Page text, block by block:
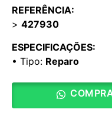
REFERÊNCIA:
> 427930
ESPECIFICAÇÕES:
• Tipo: Reparo